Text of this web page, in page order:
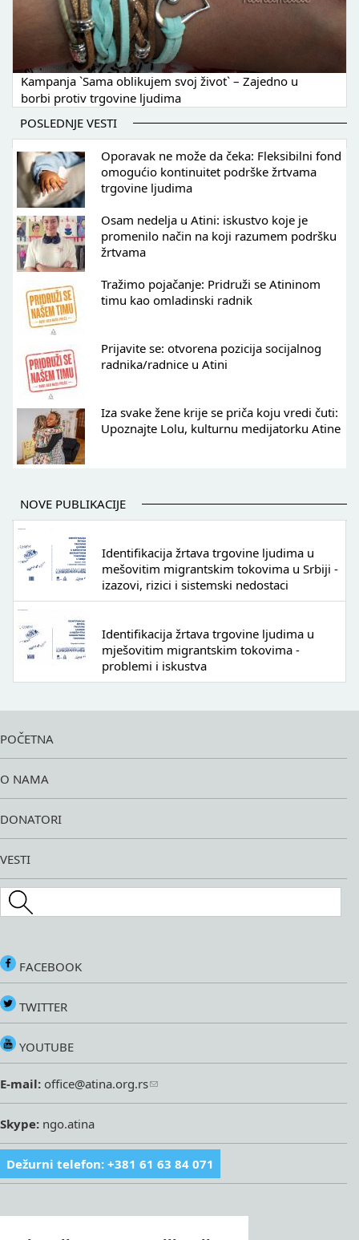
Kampanja `Sama oblikujem svoj život` – Zajedno u
borbi protiv trgovine ljudima
POSLEDNJE VESTI
Oporavak ne može da čeka: Fleksibilni fond
omogućio kontinuitet podrške žrtvama
trgovine ljudima
Osam nedelja u Atini: iskustvo koje je
promenilo način na koji razumem podršku
žrtvama
Tražimo pojačanje: Pridruži se Atininom
timu kao omladinski radnik
Prijavite se: otvorena pozicija socijalnog
radnika/radnice u Atini
Iza svake žene krije se priča koju vredi čuti:
Upoznajte Lolu, kulturnu medijatorku Atine
NOVE PUBLIKACIJE
Identifikacija žrtava trgovine ljudima u
mešovitim migrantskim tokovima u Srbiji -
izazovi, rizici i sistemski nedostaci
Identifikacija žrtava trgovine ljudima u
mješovitim migrantskim tokovima -
problemi i iskustva
POČETNA
O NAMA
DONATORI
VESTI
Search this site
FACEBOOK
TWITTER
YOUTUBE
E-mail: office@atina.org.rs
Skype: ngo.atina
Dežurni telefon: +381 61 63 84 071